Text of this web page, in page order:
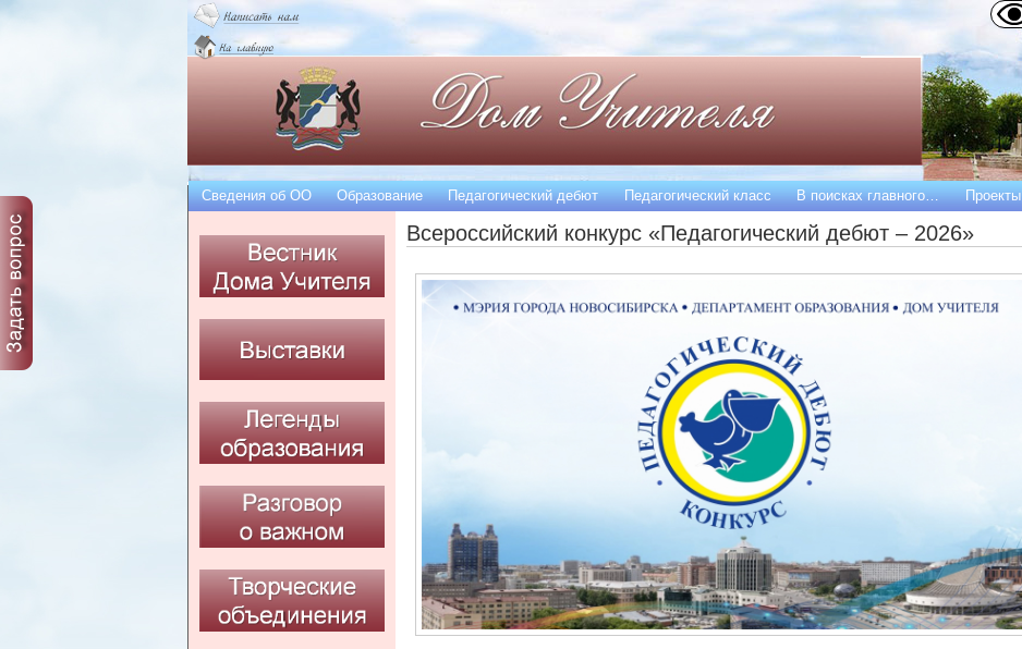
Всероссийский конкурс «Педагогический дебют – 2026»
Сведения об OO Образование Педагогический дебют Педагогический класс В поисках главного… Проекты